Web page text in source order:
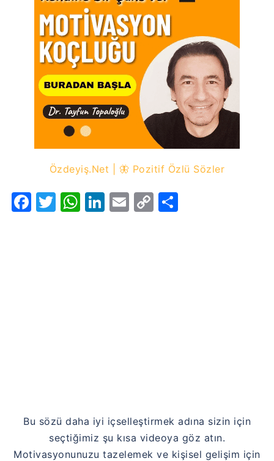
Özdeyiş.Net | 🦋 Pozitif Özlü Sözler
Facebook
Twitter
WhatsApp
LinkedIn
Email
Copy
Bu sözü daha iyi içselleştirmek adına sizin için
seçtiğimiz şu kısa videoya göz atın.
Motivasyonunuzu tazelemek ve kişisel gelişim için